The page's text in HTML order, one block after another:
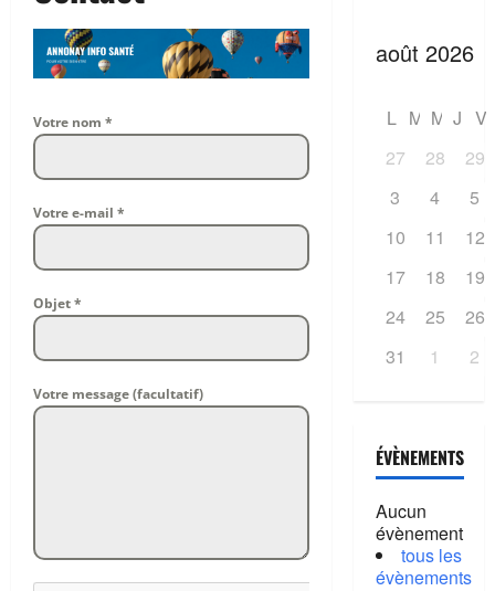
Votre nom *
Votre e-mail *
Objet*
Votre message (facultatif)
L M M J V
27
28
29
3
4
5
10
11
12
17
18
19
24
25
26
31
1 2
ÉVÈNEMENTS
Aucun
évènement
tous les
évènements